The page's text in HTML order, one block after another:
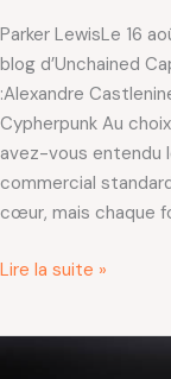
Parker LewisLe 16
blog d’Unchained
:Alexandre
Cypherpunk Au
avez-vous entendu
commercial
cœur, mais chaque
Lire la suite »